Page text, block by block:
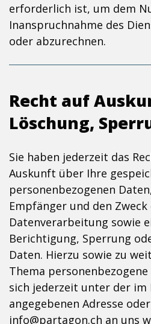
erforderlich ist, um dem
Inanspruchnahme des
oder abzurechnen.
Recht auf
Löschung,
Sie haben jederzeit das
Auskunft über Ihre
personenbezogenen
Empfänger und den Zweck
Datenverarbeitung sowie
Berichtigung, Sperrung
Daten. Hierzu sowie zu
Thema
sich jederzeit unter der im
angegebenen Adresse
info@partagon.ch an uns